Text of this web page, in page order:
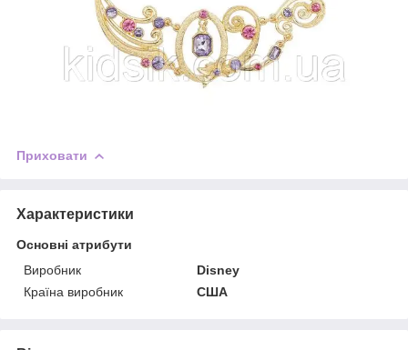
Приховати
Характеристики
Основні атрибути
Виробник
Disney
Країна виробник
США